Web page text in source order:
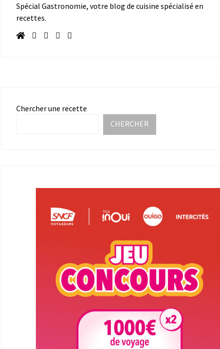
Spécial Gastronomie, votre blog de cuisine spécialisé en
recettes.
Chercher une recette
CHERCHER